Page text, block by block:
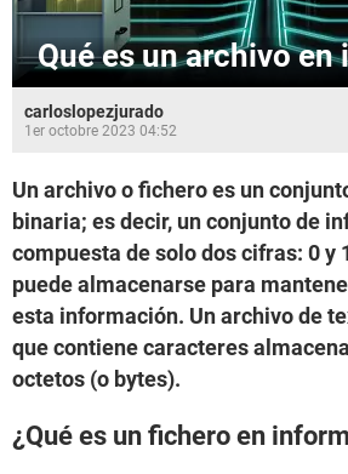
Qué es un archivo
carloslopezjurado
1er octobre 2023 04:52
Un archivo o fichero es un
binaria; es decir, un conjunto de
compuesta de solo dos cifras: 0 y
puede almacenarse para
esta información. Un archivo de
que contiene caracteres
octetos (o bytes).
¿Qué es un fichero en